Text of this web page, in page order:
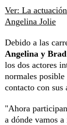
Ver: La
Angelina Jolie
Debido a las
Angelina y
los dos actores
normales posible
contacto con sus
"Ahora
a dónde vamos